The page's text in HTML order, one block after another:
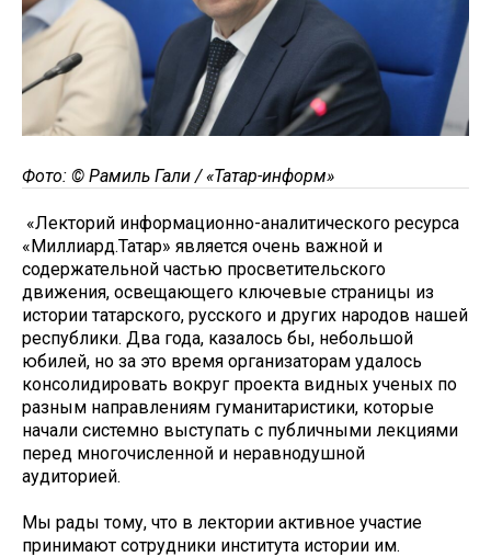
Фото: © Рамиль Гали / «Татар-информ»
«Лекторий информационно-аналитического ресурса
«Миллиард.Татар» является очень важной и
содержательной частью просветительского
движения, освещающего ключевые страницы из
истории татарского, русского и других народов нашей
республики. Два года, казалось бы, небольшой
юбилей, но за это время организаторам удалось
консолидировать вокруг проекта видных ученых по
разным направлениям гуманитаристики, которые
начали системно выступать с публичными лекциями
перед многочисленной и неравнодушной
аудиторией.
Мы рады тому, что в лектории активное участие
принимают сотрудники института истории им.